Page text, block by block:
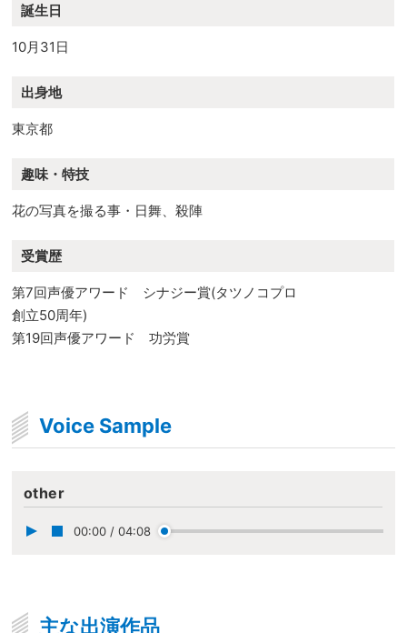
誕生日
10月31日
出身地
東京都
趣味・特技
花の写真を撮る事・日舞、殺陣
受賞歴
第7回声優アワード シナジー賞(タツノコプロ
創立50周年)
第19回声優アワード 功労賞
Voice Sample
other
00:00 / 04:08
主な出演作品